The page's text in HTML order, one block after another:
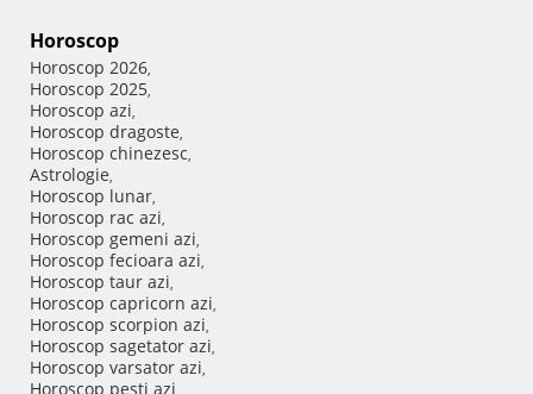
Horoscop
Horoscop 2026,
Horoscop 2025,
Horoscop azi,
Horoscop dragoste,
Horoscop chinezesc,
Astrologie,
Horoscop lunar,
Horoscop rac azi,
Horoscop gemeni azi,
Horoscop fecioara azi,
Horoscop taur azi,
Horoscop capricorn azi,
Horoscop scorpion azi,
Horoscop sagetator azi,
Horoscop varsator azi,
Horoscop pesti azi